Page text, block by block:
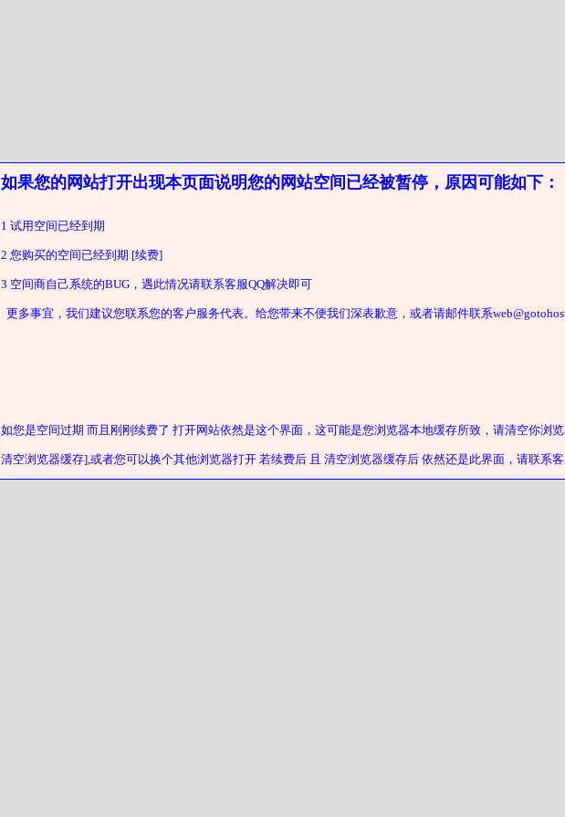
如果您的网站打开出现本页面说明您的网站空间已经被暂停，原因可能如下：
1 试用空间已经到期
2 您购买的空间已经到期 [续费]
3 空间商自己系统的BUG，遇此情况请联系客服QQ解决即可
更多事宜，我们建议您联系您的客户服务代表。给您带来不便我们深表歉意，或者请邮件联系
如您是空间过期 而且刚刚续费了 打开网站依然是这个界面，这可能是您浏览器本地缓存所致，请清空你浏
清空浏览器缓存],或者您可以换个其他浏览器打开 若续费后 且 清空浏览器缓存后 依然还是此界面，请联系